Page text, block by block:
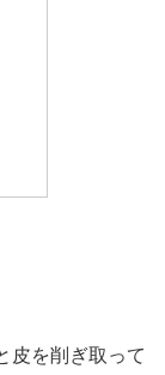
皮を削ぎ取って